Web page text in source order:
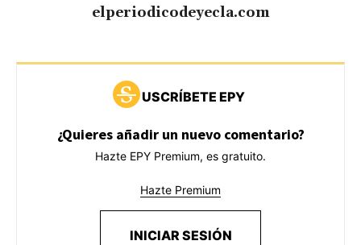
elperiodicodeyecla.com
USCRÍBETE EPY
¿Quieres añadir un nuevo comentario?
Hazte EPY Premium, es gratuito.
Hazte Premium
INICIAR SESIÓN